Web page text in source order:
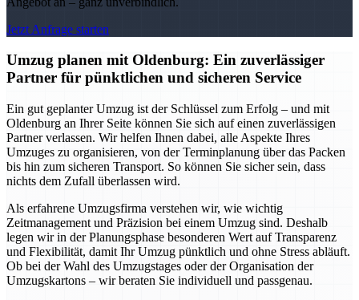
Jetzt Anfrage starten
Umzug planen mit Oldenburg: Ein zuverlässiger
Partner für pünktlichen und sicheren Service
Ein gut geplanter Umzug ist der Schlüssel zum Erfolg – und mit
Oldenburg an Ihrer Seite können Sie sich auf einen zuverlässigen
Partner verlassen. Wir helfen Ihnen dabei, alle Aspekte Ihres
Umzuges zu organisieren, von der Terminplanung über das Packen
bis hin zum sicheren Transport. So können Sie sicher sein, dass
nichts dem Zufall überlassen wird.
Als erfahrene Umzugsfirma verstehen wir, wie wichtig
Zeitmanagement und Präzision bei einem Umzug sind. Deshalb
legen wir in der Planungsphase besonderen Wert auf Transparenz
und Flexibilität, damit Ihr Umzug pünktlich und ohne Stress abläuft.
Ob bei der Wahl des Umzugstages oder der Organisation der
Umzugskartons – wir beraten Sie individuell und passgenau.